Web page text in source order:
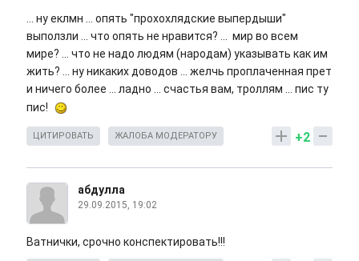
... ну еклмн ... опять "прохохлядские выпердыши"
выползли ... что опять не нравится? ... мир во всем
мире? ... что не надо людям (народам) указывать как им
жить? ... ну никаких доводов ... желчь проплаченная прет
и ничего более ... ладно ... счастья вам, троллям ... пис ту
пис!
+2
ЦИТИРОВАТЬ ЖАЛОБА МОДЕРАТОРУ
абдулла
29.09.2015, 19:02
Ватнички, срочно конспектировать!!!